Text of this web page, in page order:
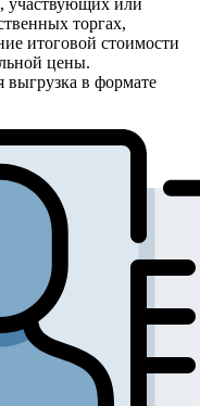
участвующих или
торгах,
итоговой стоимости
цены.
выгрузка в формате